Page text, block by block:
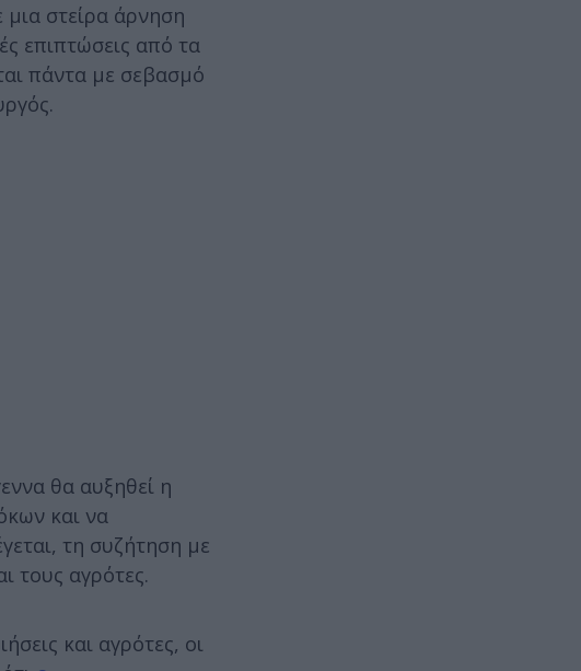
μια στείρα άρνηση
επιπτώσεις από τα
πάντα με σεβασμό
θα αυξηθεί η
και να
τη συζήτηση με
τους αγρότες.
και αγρότες, οι